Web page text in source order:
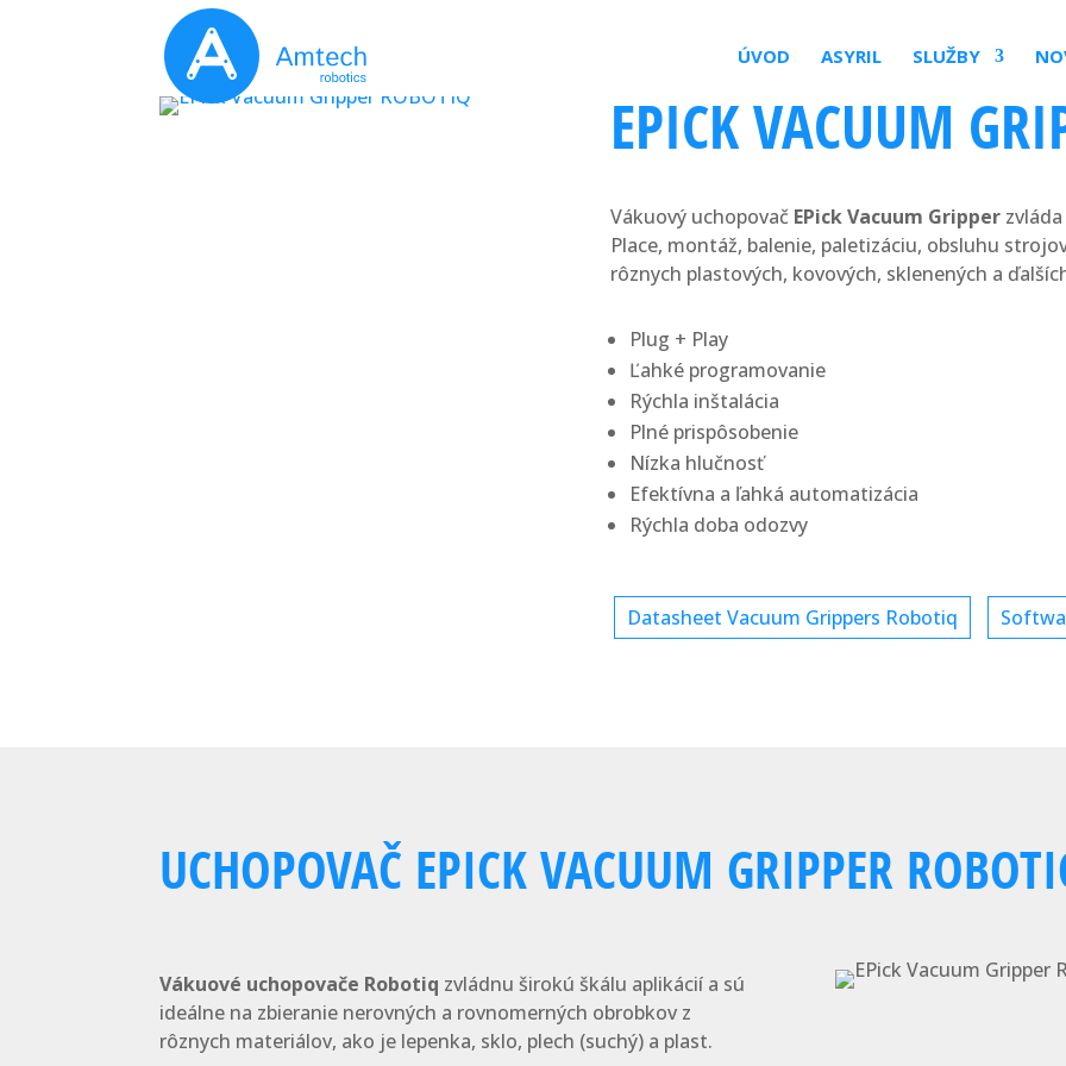
ÚVOD ASYRIL SLUŽBY
EPICK VACUUM
Vákuový uchopovač EPick Vacuum Gripperzvláda
Place, montáž, balenie, paletizáciu, obsluhu
rôznych plastových, kovových, sklenených a
Plug + Play
Ľahké programovanie
Rýchla inštalácia
Plné prispôsobenie
Nízka hlučnosť
Efektívna a ľahká automatizácia
Rýchla doba odozvy
Datasheet Vacuum Grippers Robotiq
UCHOPOVAČ EPICK VACUUM GRIPPER
Vákuové uchopovače Robotiq zvládnu širokú škálu aplikácií a sú
ideálne na zbieranie nerovných a rovnomerných obrobkov z
rôznych materiálov, ako je lepenka, sklo, plech (suchý) a plast.